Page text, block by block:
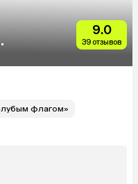
9.0
39 отзывов
флагом»